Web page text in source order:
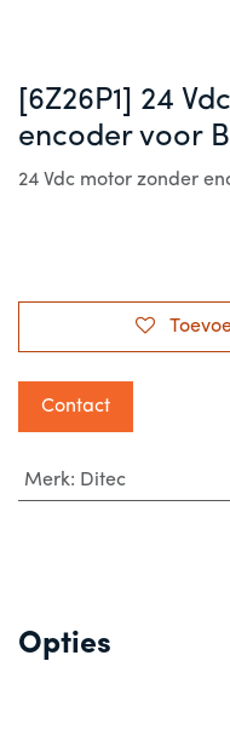
[6Z26P1] 24
encoder voor
24 Vdc motor zonder
Contact
Merk: Ditec
Opties